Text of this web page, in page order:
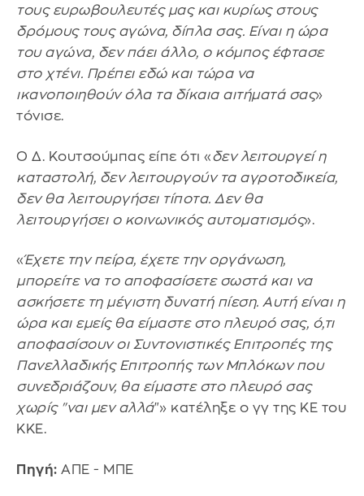
τους ευρωβουλευτές μας και κυρίως στους
δρόμους τους αγώνα, δίπλα σας. Είναι η ώρα
του αγώνα, δεν πάει άλλο, ο κόμπος έφτασε
στο χτένι. Πρέπει εδώ και τώρα να
ικανοποιηθούν όλα τα δίκαια αιτήματά σας»
τόνισε.
Ο Δ. Κουτσούμπας είπε ότι «δεν λειτουργεί η
καταστολή, δεν λειτουργούν τα αγροτοδικεία,
δεν θα λειτουργήσει τίποτα. Δεν θα
λειτουργήσει ο κοινωνικός αυτοματισμός».
«Έχετε την πείρα, έχετε την οργάνωση,
μπορείτε να το αποφασίσετε σωστά και να
ασκήσετε τη μέγιστη δυνατή πίεση. Αυτή είναι η
ώρα και εμείς θα είμαστε στο πλευρό σας, ό,τι
αποφασίσουν οι Συντονιστικές Επιτροπές της
Πανελλαδικής Επιτροπής των Μπλόκων που
συνεδριάζουν, θα είμαστε στο πλευρό σας
χωρίς "ναι μεν αλλά"» κατέληξε ο γγ της ΚΕ του
ΚΚΕ.
Πηγή: ΑΠΕ - ΜΠΕ